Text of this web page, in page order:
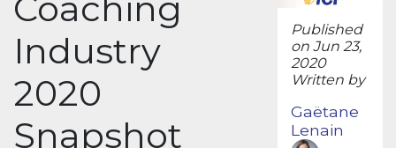
Industry
2020
Snapshot
Published
on Jun 23,
2020
Written by
Gaëtane
Lenain